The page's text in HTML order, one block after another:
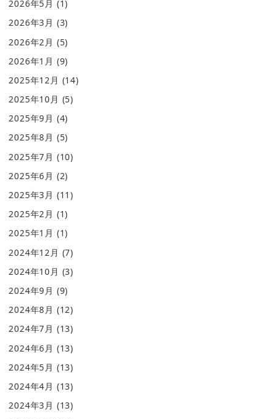
2026年5月 (1)
2026年3月 (3)
2026年2月 (5)
2026年1月 (9)
2025年12月 (14)
2025年10月 (5)
2025年9月 (4)
2025年8月 (5)
2025年7月 (10)
2025年6月 (2)
2025年3月 (11)
2025年2月 (1)
2025年1月 (1)
2024年12月 (7)
2024年10月 (3)
2024年9月 (9)
2024年8月 (12)
2024年7月 (13)
2024年6月 (13)
2024年5月 (13)
2024年4月 (13)
2024年3月 (13)